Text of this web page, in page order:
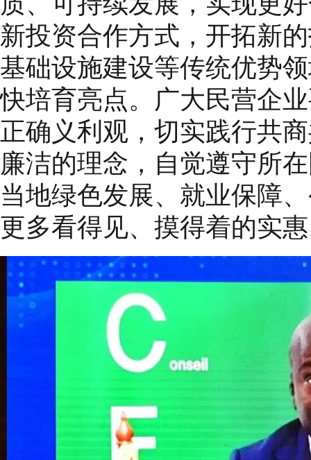
新投资合作方式，开拓新
基础设施建设等传统优势
快培育亮点。广大民营企
正确义利观，切实践行共
廉洁的理念，自觉遵守所
当地绿色发展、就业保障
更多看得见、摸得着的实